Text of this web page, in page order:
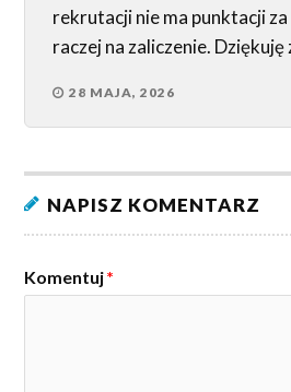
rekrutacji nie ma punktacji
raczej na zaliczenie. Dziękuję
28 MAJA, 2026
NAPISZ KOMENTARZ
Komentuj*